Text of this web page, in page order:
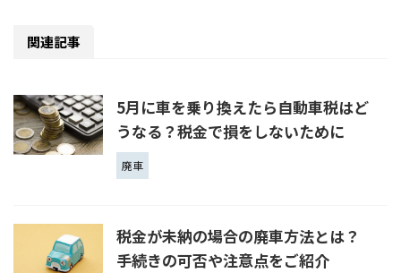
関連記事
5月に車を乗り換えたら自動車税はど
うなる？税金で損をしないために
廃車
税金が未納の場合の廃車方法とは？
手続きの可否や注意点をご紹介